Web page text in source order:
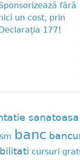
fără
un cost, prin
177!
sanatoasa
banc
cursuri